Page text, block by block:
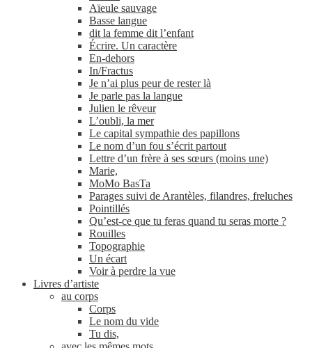
Aïeule sauvage
Basse langue
dit la femme dit l’enfant
Écrire. Un caractère
En-​dehors
In/​Fractus
Je n’ai plus peur de rester là
Je parle pas la langue
Julien le rêveur
L’oubli, la mer
Le capital sympathie des papillons
Le nom d’un fou s’écrit partout
Lettre d’un frère à ses sœurs (moins une)
Marie,
MoMo BasTa
Parages suivi de Arantèles, filandres, freluches
Pointillés
Qu’est-ce que tu feras quand tu seras morte ?
Rouilles
Topographie
Un écart
Voir à perdre la vue
Livres d’artiste
au corps
Corps
Le nom du vide
Tu dis,